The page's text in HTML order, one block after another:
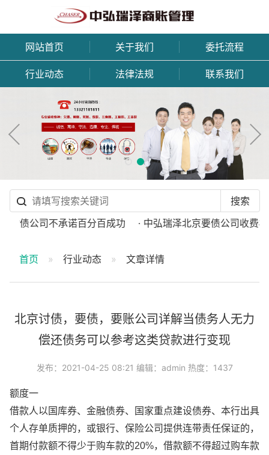
网站首页 关于我们 委托流程
行业动态 法律法规 联系我们
讨债公司不承诺百分百成功 · 中弘瑞泽北京要债公司收费标
首页 行业动态 文章详情
北京讨债，要债，要账公司详解当债务人无力
偿还债务可以参考这类贷款进行变现
发布：2021-04-25 08:21 编辑：admin 热度：1437
额度一
借款人以国库券、金融债券、国家重点建设债券、本行出具
个人存单质押的，或银行、保险公司提供连带责任保证的，
首期付款额不得少于购车款的20%，借款额不得超过购车款